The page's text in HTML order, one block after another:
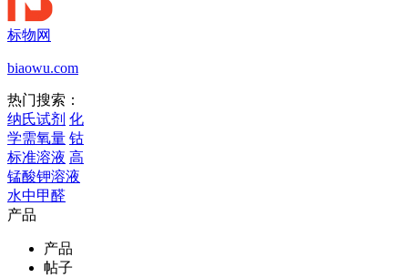
标物网
biaowu.com
热门搜索：
纳氏试剂 化
学需氧量 钴
标准溶液 高
锰酸钾溶液
水中甲醛
产品
产品
帖子